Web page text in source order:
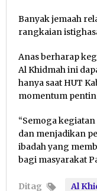
Banyak jemaah
rangkaian
Anas berharap
Al Khidmah ini
hanya saat HUT
momentum
“Semoga
dan menjadikan
ibadah yang
bagi masyarakat
Ditag Al